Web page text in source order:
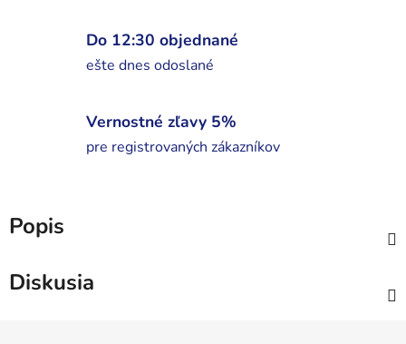
Do 12:30 objednané
ešte dnes odoslané
Vernostné zľavy 5%
pre registrovaných zákazníkov
Popis
Diskusia